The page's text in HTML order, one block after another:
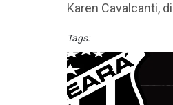
Karen Cavalcanti,
Tags: